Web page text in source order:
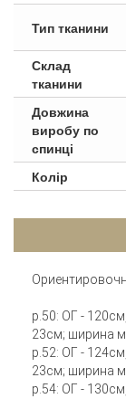
Тип тканини
Склад
тканини
Довжина
виробу по
спинці
Колір
р.50: ОГ -
23см; ширина
р.52: ОГ -
23см; ширина
р.54: ОГ -